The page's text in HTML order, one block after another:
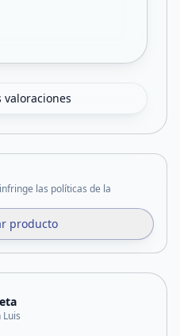
valoraciones
las políticas de la
producto